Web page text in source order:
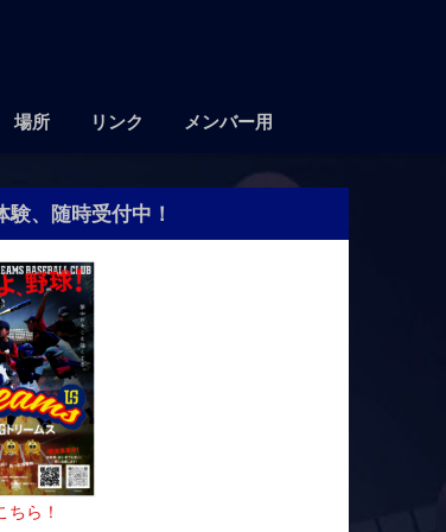
場所 リンク メンバー用
験、随時受付中！
ちら！